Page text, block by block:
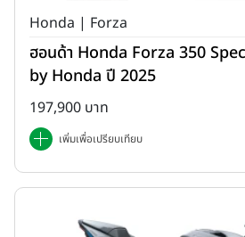
Honda | Forza
ฮอนด้า Honda Forza 350
by Honda ปี 2025
197,900 บาท
เพิ่มเพื่อเปรียบเทียบ